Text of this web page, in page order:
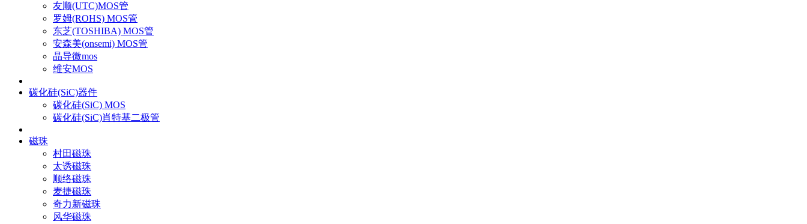
友顺(UTC)MOS管
罗姆(ROHS) MOS管
东芝(TOSHIBA) MOS管
安森美(onsemi) MOS管
晶导微mos
维安MOS
碳化硅(SiC)器件
碳化硅(SiC) MOS
碳化硅(SiC)肖特基二极管
磁珠
村田磁珠
太诱磁珠
顺络磁珠
麦捷磁珠
奇力新磁珠
风华磁珠